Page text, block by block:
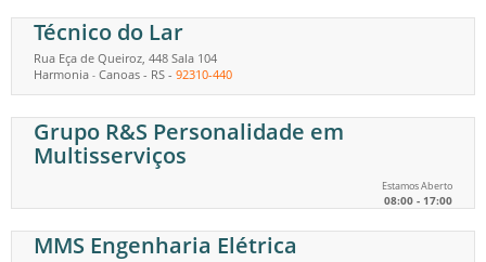
Técnico do Lar
Rua Eça de Queiroz, 448 Sala 104
Harmonia - Canoas - RS - 92310-440
Grupo R&S Personalidade em
Multisserviços
Estamos Aberto
08:00 - 17:00
MMS Engenharia Elétrica